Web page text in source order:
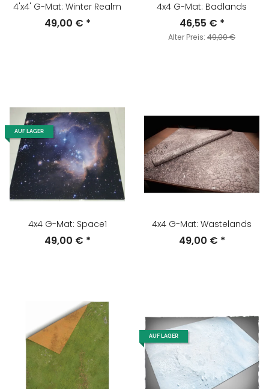
4'x4' G-Mat: Winter Realm
49,00 € *
4x4 G-Mat: Badlands
46,55 € *
Alter Preis: 49,00 €
AUF LAGER
4x4 G-Mat: Space1
49,00 € *
4x4 G-Mat: Wastelands
49,00 € *
AUF LAGER